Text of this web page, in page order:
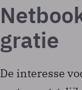
gratie
De interesse